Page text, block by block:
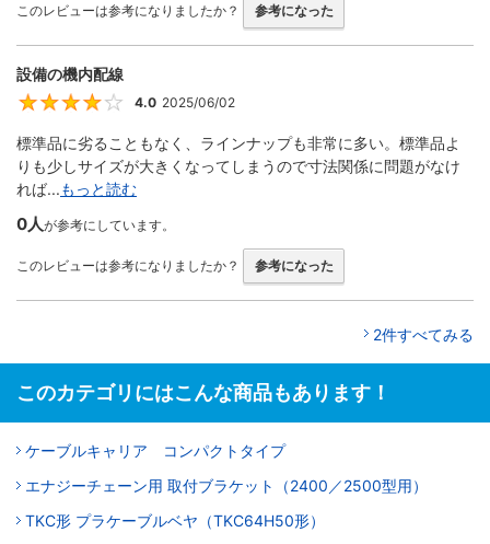
このレビューは参考になりましたか？ 参考になった
設備の機内配線
4
4.0 2025/06/02
標準品に劣ることもなく、ラインナップも非常に多い。標準品よ
りも少しサイズが大きくなってしまうので寸法関係に問題がなけ
れば...もっと読む
0人が参考にしています。
このレビューは参考になりましたか？ 参考になった
2件すべてみる
このカテゴリにはこんな商品もあります！
ケーブルキャリア コンパクトタイプ
エナジーチェーン用 取付ブラケット（2400／2500型用）
TKC形 プラケーブルベヤ（TKC64H50形）